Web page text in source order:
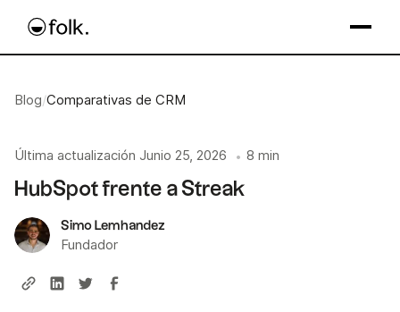
Blog/Comparativas de CRM
Última actualización Junio 25, 2026 • 8 min
HubSpot frente a Streak
Simo Lemhandez
Fundador